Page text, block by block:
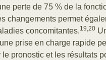
perte de 75 % de la
changements permet
concomitantes.19,20
prise en charge rapide
le pronostic et les résultats